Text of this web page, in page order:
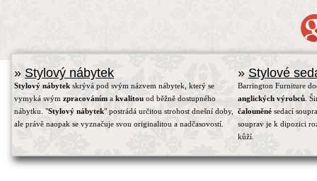
» Stylový nábytek
Stylový nábytek skrývá pod svým názvem nábytek, který se
vymyká svým zpracováním a kvalitou od běžně dostupného
nábytku. "Stylový nábytek" postrádá určitou strohost dnešní doby,
ale právě naopak se vyznačuje svou originalitou a nadčasovostí.
» Stylové
Barrington Furniture
anglických výrobců.
čalouněnésedací
souprav je k dipozici
kůží.